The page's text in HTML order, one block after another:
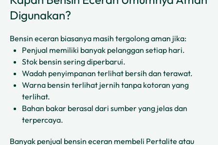
Digunakan?
Bensin eceran biasanya masih tergolong aman jika:
Penjual memiliki banyak pelanggan setiap hari.
Stok bensin sering diperbarui.
Wadah penyimpanan terlihat bersih dan terawat.
Warna bensin terlihat jernih tanpa kotoran yang
terlihat.
Bahan bakar berasal dari sumber yang jelas dan
terpercaya.
Banyak penjual bensin eceran membeli Pertalite atau